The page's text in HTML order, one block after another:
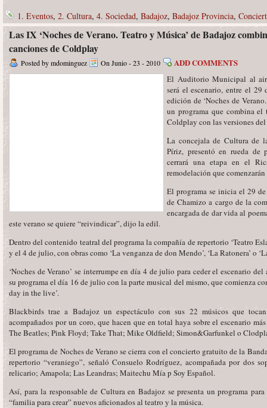
1. Eventos, 2. Cultura, 4. Sociedad, Badajoz, Badajoz Provincia,
Las IX ‘Noches de Verano. Teatro y Música’ de Badajoz
canciones de Coldplay
Posted by mdominguez On Junio - 23 - 2010 ADD COMMENTS
El Auditorio Municipal al
será el escenario, entre el
edición de ‘Noches de
un programa que combina
Coldplay con las versiones
La concejala de Cultura de
Píriz, presentó en rueda de
cerrará una etapa en el
remodelación que comenzarán
El programa se inicia el 29
de Chamizo a cargo de la
encargada de dar vida al
este verano se quiere “reivindicar”, dijo la edil.
Dentro del contenido teatral del programa la compañía de repertorio ‘Teatro
y el 4 de julio, con obras como ‘La venganza de don Mendo’, ‘La Ratonera’ o
‘Noches de Verano’ se interrumpe en día 4 de julio para ceder el escenario
su programa el día 16 de julio con la parte musical del mismo, que comienza
day in the live’.
Blackbirds trae a Badajoz un espectáculo con sus 22 músicos que
acompañados por un coro, que hacen que en total haya sobre el escenario
The Beatles; Pink Floyd; Take That; Mike Oldfield; Simon&Garfunkel o
El programa de Noches de Verano se cierra con el concierto gratuito de la
repertorio “veraniego”, señaló Consuelo Rodríguez, acompañada por dos
relicario; Amapola; Las Leandras; Maitechu Mía p Soy Español.
Así, para la responsable de Cultura en Badajoz se presenta un programa
“familia para crear” nuevos aficionados al teatro y la música.